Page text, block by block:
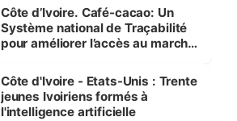
Côte d’Ivoire. Café-cacao: Un
Système national de Traçabilité
pour améliorer l’accès au marché
Côte d'Ivoire - Etats-Unis : Trente
jeunes Ivoiriens formés à
l'intelligence artificielle